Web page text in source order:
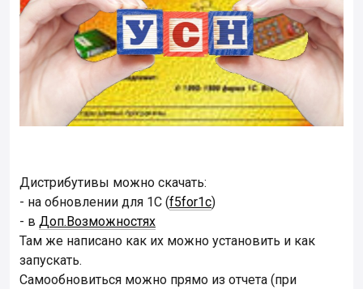
Дистрибутивы можно скачать:
- на обновлении для 1С (f5for1c)
- в Доп.Возможностях
Там же написано как их можно установить и как
запускать.
Самообновиться можно прямо из отчета (при